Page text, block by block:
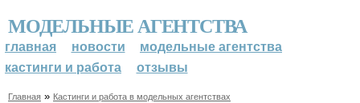
МОДЕЛЬНЫЕ АГЕНТСТВА
главная новости
модельные агентства
кастинги и работа
отзывы
Главная » Кастинги и работа в модельных агентствах